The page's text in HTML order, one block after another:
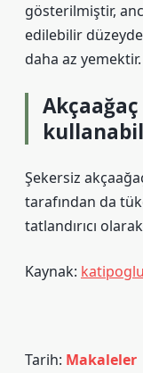
gösterilmiştir,
edilebilir
daha az yemektir.
Şekersiz
tarafından da
tatlandırıcı
Kaynak:
Tarih: Makaleler